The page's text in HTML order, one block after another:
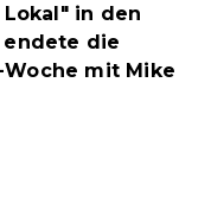
in den
endete die
mit Mike